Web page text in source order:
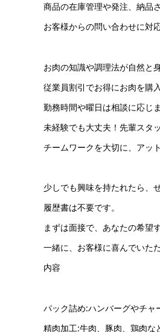
商品の在庫管理や発注、納品
お客様からの問い合わせに対
お肉の知識や調理法が自然と
従業員割引でお得にお肉を購
勤務時間や曜日は相談に応じ
未経験でも大丈夫！先輩スタ
チームワークを大切に、アッ
少しでも興味を持たれたら、
履歴書は不要です。
まずは面接で、あなたの希望
一緒に、お客様に喜んでいた
内容
パック詰め:ハンバーグやチャ
精肉加工:牛肉、豚肉、鶏肉な